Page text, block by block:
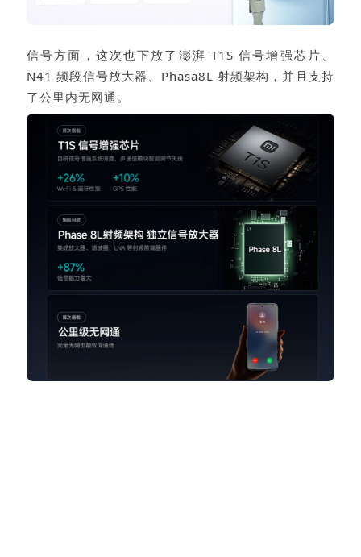
信号方面，这次也下放了澎湃 T1S 信号增强芯片、
N41 频段信号放大器、Phasa8L 射频架构，并且支持
了公里内无网通。